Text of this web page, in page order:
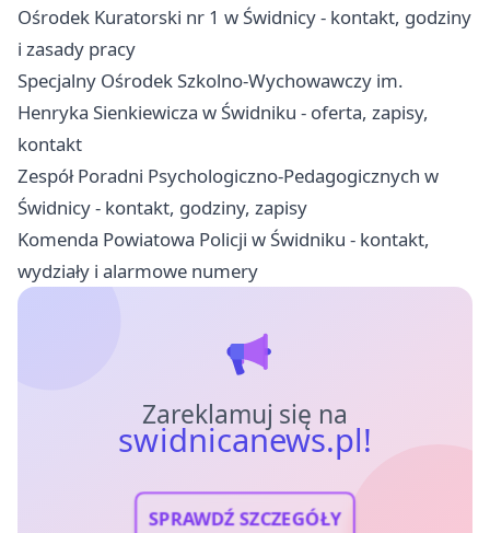
Ośrodek Kuratorski nr 1 w Świdnicy - kontakt, godziny
i zasady pracy
Specjalny Ośrodek Szkolno-Wychowawczy im.
Henryka Sienkiewicza w Świdniku - oferta, zapisy,
kontakt
Zespół Poradni Psychologiczno-Pedagogicznych w
Świdnicy - kontakt, godziny, zapisy
Komenda Powiatowa Policji w Świdniku - kontakt,
wydziały i alarmowe numery
Zareklamuj się na
swidnicanews.pl!
SPRAWDŹ SZCZEGÓŁY